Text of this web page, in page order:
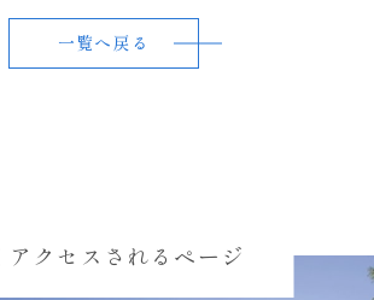
一覧へ戻る
アクセスされるページ